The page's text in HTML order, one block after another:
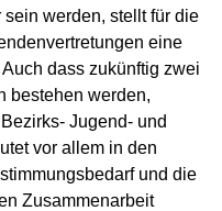
werden, stellt für die
eine
dass zukünftig zwei
bestehen werden,
Jugend- und
vor allem in den
und die
Zusammenarbeit